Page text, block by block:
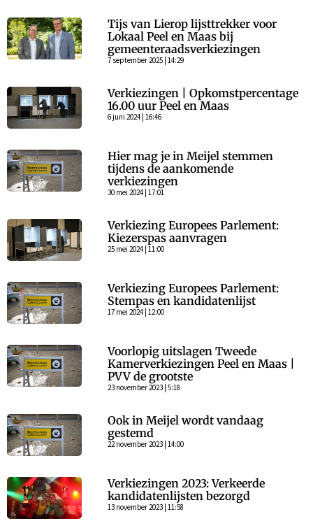
Tijs van Lierop lijsttrekker voor
Lokaal Peel en Maas bij
gemeenteraadsverkiezingen
7 september 2025 | 14:29
Verkiezingen | Opkomstpercentage
16.00 uur Peel en Maas
6 juni 2024 | 16:46
Hier mag je in Meijel stemmen
tijdens de aankomende
verkiezingen
30 mei 2024 | 17:01
Verkiezing Europees Parlement:
Kiezerspas aanvragen
25 mei 2024 | 11:00
Verkiezing Europees Parlement:
Stempas en kandidatenlijst
17 mei 2024 | 12:00
Voorlopig uitslagen Tweede
Kamerverkiezingen Peel en Maas |
PVV de grootste
23 november 2023 | 5:18
Ook in Meijel wordt vandaag
gestemd
22 november 2023 | 14:00
Verkiezingen 2023: Verkeerde
kandidatenlijsten bezorgd
13 november 2023 | 11:58